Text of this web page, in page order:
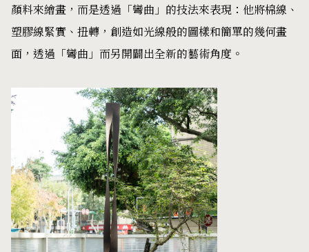
顏料來繪畫，而是透過「彎曲」的技法來表現：他將棉線、
塑膠線緊實、扭轉，創造如光線般的圖樣和簡單的幾何畫
面，透過「彎曲」而另開闢出全新的藝術角度。